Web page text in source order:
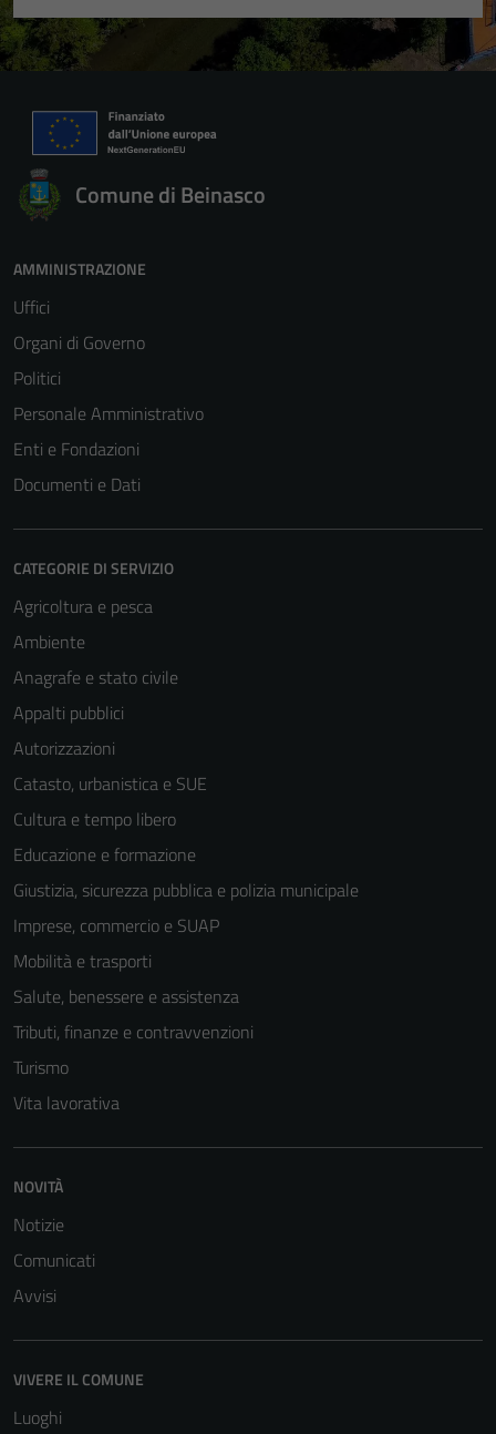
Comune di Beinasco
AMMINISTRAZIONE
Uffici
Organi di Governo
Politici
Personale Amministrativo
Enti e Fondazioni
Documenti e Dati
CATEGORIE DI SERVIZIO
Agricoltura e pesca
Ambiente
Anagrafe e stato civile
Appalti pubblici
Autorizzazioni
Catasto, urbanistica e SUE
Cultura e tempo libero
Educazione e formazione
Giustizia, sicurezza pubblica e polizia municipale
Imprese, commercio e SUAP
Mobilità e trasporti
Salute, benessere e assistenza
Tributi, finanze e contravvenzioni
Turismo
Vita lavorativa
NOVITÀ
Notizie
Comunicati
Avvisi
VIVERE IL COMUNE
Luoghi